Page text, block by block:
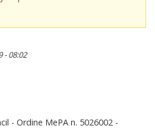
- 08:02
- Ordine MePA n. 5026002 -